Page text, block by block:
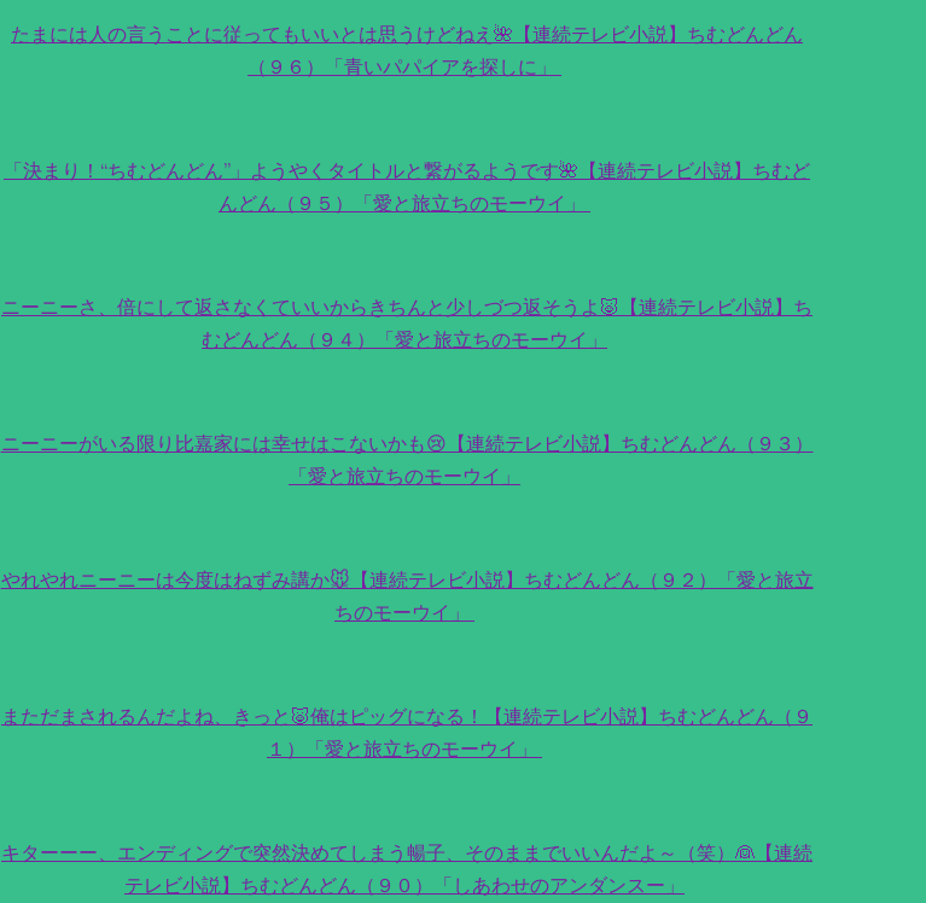
たまには人の言うことに従ってもいいとは思うけどねえ🌺【連続テレビ小説】ちむどんどん
（９６）「青いパパイアを探しに」
「決まり！“ちむどんどん”」ようやくタイトルと繋がるようです🌺【連続テレビ小説】ちむど
んどん（９５）「愛と旅立ちのモーウイ」
ニーニーさ、倍にして返さなくていいからきちんと少しづつ返そうよ🐷【連続テレビ小説】ち
むどんどん（９４）「愛と旅立ちのモーウイ」
ニーニーがいる限り比嘉家には幸せはこないかも😢【連続テレビ小説】ちむどんどん（９３）
「愛と旅立ちのモーウイ」
やれやれニーニーは今度はねずみ講か🐭【連続テレビ小説】ちむどんどん（９２）「愛と旅立
ちのモーウイ」
まただまされるんだよね、きっと🐷俺はピッグになる！【連続テレビ小説】ちむどんどん（９
１）「愛と旅立ちのモーウイ」
キターーー、エンディングで突然決めてしまう暢子、そのままでいいんだよ～（笑）👰【連続
テレビ小説】ちむどんどん（９０）「しあわせのアンダンスー」